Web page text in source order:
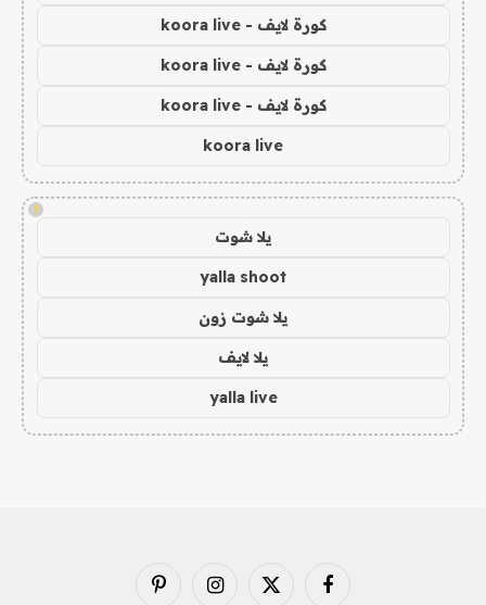
كورة لايف - koora live
كورة لايف - koora live
كورة لايف - koora live
koora live
!
يلا شوت
yalla shoot
يلا شوت زون
يلا لايف
yalla live
فيسبوك X الانستغرامبينتيريست